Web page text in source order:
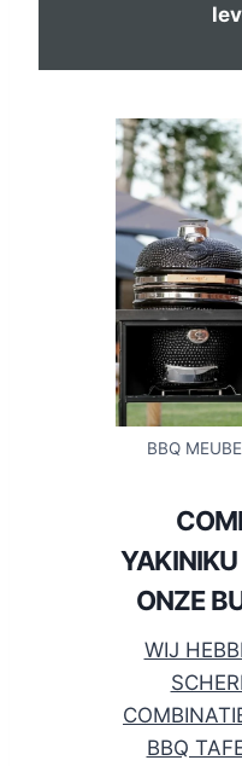
BBQ
ONZE
WIJ
BBQ